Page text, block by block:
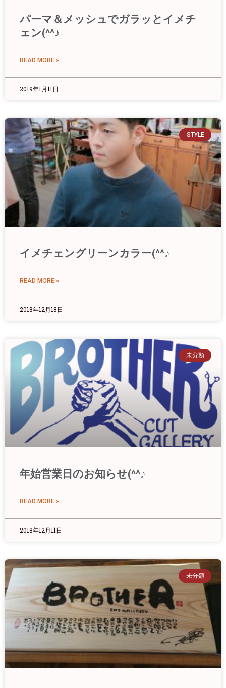
パーマ＆メッシュでガラッとイメチ
ェン(^^♪
READ MORE »
2019年1月11日
STYLE
イメチェングリーンカラー(^^♪
READ MORE »
2018年12月18日
未分類
年始営業日のお知らせ(^^♪
READ MORE »
2018年12月11日
未分類